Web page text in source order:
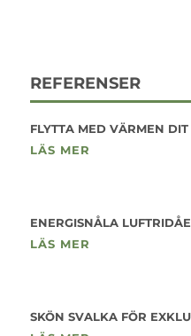
REFERENSER
FLYTTA MED VÄRMEN
LÄS MER
ENERGISNÅLA
LÄS MER
SKÖN SVALKA FÖR